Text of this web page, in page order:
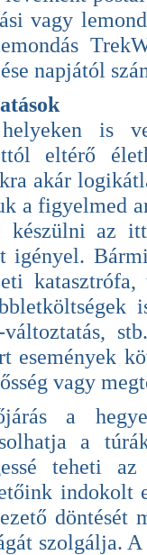
vagy
napjától
is
eltérő
akár
a figyelmed
az
igényel.
változtatás,
események
vagy
a
a
teheti
indokolt
döntését
szolgálja.